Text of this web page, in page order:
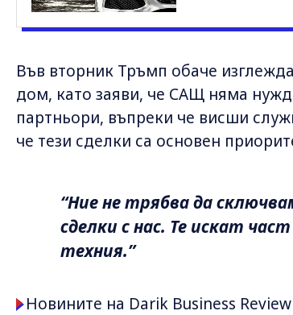
Във вторник Тръмп обаче
дом, като заяви, че САЩ няма
партньори, въпреки че висши
че тези сделки са основен
“Ние не трябва да
сделки с нас. Те искат
техния.”
Новините на Darik Business